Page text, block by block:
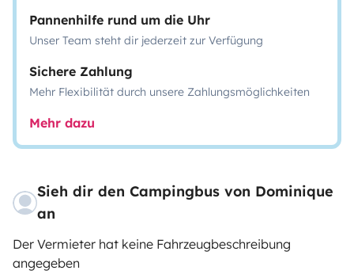
Pannenhilfe rund um die Uhr
Unser Team steht dir jederzeit zur Verfügung
Sichere Zahlung
Mehr Flexibilität durch unsere Zahlungsmöglichkeiten
Mehr dazu
Sieh dir den Campingbus von Dominique
an
Der Vermieter hat keine Fahrzeugbeschreibung
angegeben